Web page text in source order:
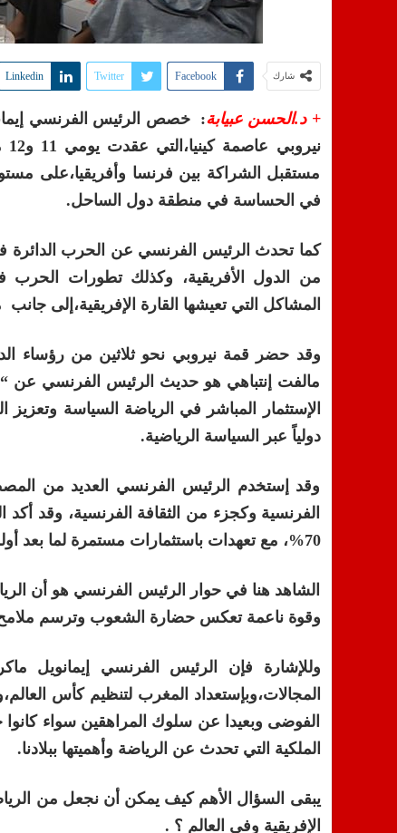
شارك Facebook
Twitter
Linkedin
+ د.الحسن عبيابة
مستقبل الشراكة بين فرنسا وأفريقيا،على
في الحساسة في منطقة دول الساحل.
كما تحدث الرئيس الفرنسي عن الحرب الدائرة
من الدول الأفريقية، وكذلك تطورات الحرب
المشاكل التي تعيشها القارة الإفريقية،إلى
مالفت إنتباهي هو حديث الرئيس الفرنسي عن
الإستثمار المباشر في الرياضة السياسة وتعزيز
دولياً عبر السياسة الرياضية.
وقد إستخدم الرئيس الفرنسي العديد من
الفرنسية وكجزء من الثقافة الفرنسية، وقد
70%، مع تعهدات باستثمارات مستمرة لما بعد أولمبياد باريس 2024.
الشاهد هنا في حوار الرئيس الفرنسي هو أن
وقوة ناعمة تعكس حضارة الشعوب وترسم ملامح
وللإشارة فإن الرئيس الفرنسي إيمانويل
المجالات،وبإستعداد المغرب لتنظيم كأس
الفوضى وبعيدا عن سلوك المراهقين سواء كانوا
الملكية التي تحدث عن الرياضة وأهميتها ببلادنا.
يبقى السؤال الأهم كيف يمكن أن نجعل من
الإفريقية وفي العالم ؟ .